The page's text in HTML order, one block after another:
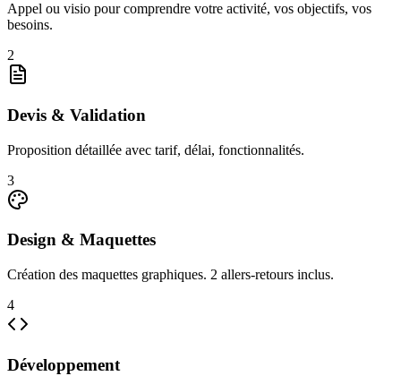
Appel ou visio pour comprendre votre activité, vos objectifs, vos
besoins.
2
Devis & Validation
Proposition détaillée avec tarif, délai, fonctionnalités.
3
Design & Maquettes
Création des maquettes graphiques. 2 allers-retours inclus.
4
Développement